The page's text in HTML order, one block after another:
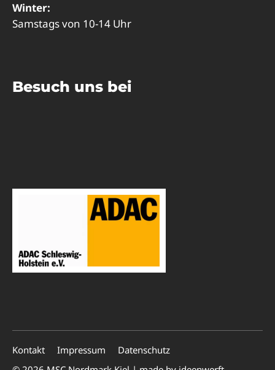
Winter:
Samstags von 10-14 Uhr
Besuch uns bei
Kontakt Impressum
Datenschutz